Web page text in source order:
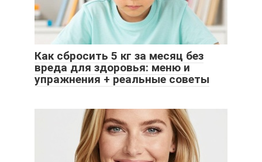
Как сбросить 5 кг за месяц без
вреда для здоровья: меню и
упражнения + реальные советы